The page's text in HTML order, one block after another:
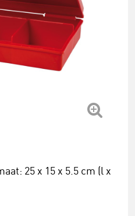
25 x 15 x 5.5 cm (l x